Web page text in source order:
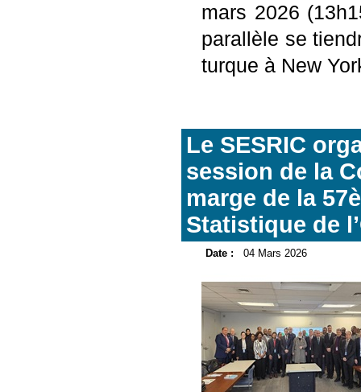
mars 2026
parallèle se
turque à New
Le SESRIC
session de la
marge de la
Statistique de
Date : 04 Mars 2026